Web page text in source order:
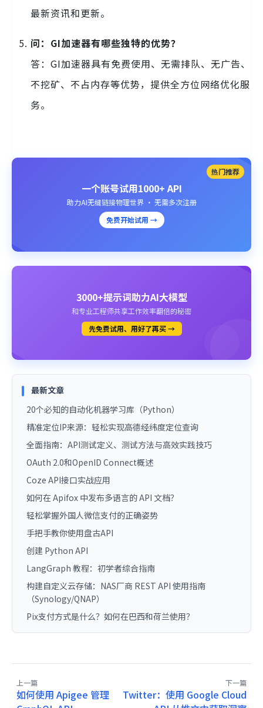
最新资讯和更新。
问：GI加速器有哪些独特的优势？
答：GI加速器具有免费使用、无需排队、无广告、
不挖矿、不占内存等优势，提供全方位网络优化服
务。
热门推荐
一个账号试用1000+ API
助力AI无缝链接物理世界 · 无需多次注册
免费开始试用 →
3000+提示词助力AI大模型
和专业工程师共享工作效率翻倍的秘密
先免费试用、用好了再买 →
最新文章
20个必知的自动化机器学习库（Python）
精准定位IP来源：轻松实现高德经纬度定位查询
全面指南：API测试定义、测试方法与高效实践技巧
OAuth 2.0和OpenID Connect概述
Coze API接口实战应用
如何在 Apifox 中发布多语言的 API 文档？
轻松掌握外国人微信支付的正确姿势
手把手教你使用盘古API
创建 Python API
LangGraph 教程：初学者综合指南
构建自定义云存储：NAS厂商 REST API 使用指南
（Synology/QNAP）
Pix支付方式是什么？如何在巴西和荷兰使用？
上一篇
如何使用 Apigee 管理
下一篇
Twitter：使用 Google Cloud